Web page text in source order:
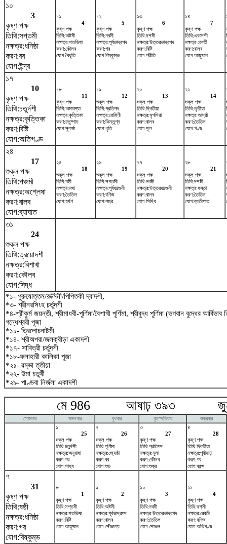
১০
3
কৃষ্ণ পক্ষ
তিথি:সপ্তমী
নক্ষত্র:ধনিষ্ঠা
করণ:বব
যোগ:ইন্দ্র
১১
4
কৃষ্ণ পক্ষ
তিথি:অষ্টমী
নক্ষত্র:শতভিষ‌া
করণ:কৌলব
যোগ:বৈধৃতি
১২
5
কৃষ্ণ পক্ষ
তিথি:নবমী
নক্ষত্র:পূর্বভাদ্রপদ
করণ:গর
যোগ:বিষ্কুম্ভ
১৩
6
কৃষ্ণ পক্ষ
তিথি:দশমী
নক্ষত্র:উত্তরভাদ্রপদ
করণ:বিষ্টি
যোগ:প্রীতি
১৪
7
কৃষ্ণ পক্ষ
তিথি:একাদশী
নক্ষত্র:রেবতী
করণ:বালব
যোগ:আয়ুষ্মান
১৭
10
কৃষ্ণ পক্ষ
তিথি:চতুর্দশী
নক্ষত্র:কৃত্তিকা
করণ:বিষ্টি
যোগ:অতিগণ্ড
১৮
11
কৃষ্ণ পক্ষ
তিথি:অমাবশ্যা
নক্ষত্র:কৃত্তিকা
করণ:চতুষ্পাদ
যোগ:সুকর্মা
১৯
12
শুক্ল পক্ষ
তিথি:প্রতিপদ
নক্ষত্র:রোহিণী
করণ:কিন্তুগ্ন
যোগ:ধৃতি
২০
13
শুক্ল পক্ষ
তিথি:দ্বিতীয়া
নক্ষত্র:মৃগশিরা
করণ:বালব
যোগ:শূল
২১
14
শুক্ল পক্ষ
তিথি:তৃতীয়া
নক্ষত্র:আর্দ্রা
করণ:তৈতিল
যোগ:গণ্ড
২৪
17
শুক্ল পক্ষ
তিথি:পঞ্চমী
নক্ষত্র:অশ্লেষা
করণ:বালব
যোগ:ব্যাঘাত
২৫
18
শুক্ল পক্ষ
তিথি:ষষ্ঠী
নক্ষত্র:মঘা
করণ:তৈতিল
যোগ:হর্ষণ
২৬
19
শুক্ল পক্ষ
তিথি:সপ্তমী
নক্ষত্র:পূর্বফাল্গুনী
করণ:বণিজ
যোগ:বজ্র
২৭
20
শুক্ল পক্ষ
তিথি:নবমী
নক্ষত্র:উত্তরফাল্গুনী
করণ:বালব
যোগ:সিদ্ধি
২৮
21
শুক্ল পক্ষ
তিথি:দশমী
নক্ষত্র:হস্তা
করণ:তৈতিল
যোগ:ব্যতীপাত
৩১
24
শুক্ল পক্ষ
তিথি:ত্রয়োদশী
নক্ষত্র:বিশাখা
করণ:কৌলব
যোগ:সিদ্ধ
*১- পুরুষোত্তম/রুক্মিনী/পিপিতকী দ্বাদশী,
*৩- শ্রীনরসিংহ চর্তুদশী
*৪-শ্রীকুর্ম জয়ন্তী, শ্রীমাধবী-পূর্ণিমা/বৈশাখী পূর্ণিমা, শ্রীবুদ্ধ পূর্ণিমা (ভগবান বুদ্ধের
গন্ধেশ্বরী পূজা
*১১- ত্রিলোচনাষ্টমী
*১৪- শ্রীঅপরা/জলক্রীড়া একাদশী
*১৭- সাবিত্রী চর্তুদশী
*১৮-ফলাহারী কালিকা পূজা
*২১- রম্ভা তৃতীয়া
*২২- উমা চতুর্থী
*২৯- পাণ্ডবা নির্জলা একাদশী
মে 986 আষাঢ় ৩৯৩ জুন
সোমবার মঙ্গলবার বুধবার বৃহস্পতিবার
শুক্রবার
১
25
শুক্ল পক্ষ
তিথি:চতুর্দশী
নক্ষত্র:অনুরাধা
করণ:গর
যোগ:সাধ্য
২
26
শুক্ল পক্ষ
তিথি:পূর্ণিমা
নক্ষত্র:জ্যেষ্ঠা
করণ:বব
যোগ:শুভ
৩
27
কৃষ্ণ পক্ষ
তিথি:প্রতিপদ
নক্ষত্র:মূলা
করণ:কৌলব
যোগ:শুক্র
৪
28
কৃষ্ণ পক্ষ
তিথি:দ্বিতীয়া
নক্ষত্র:পূর্বাষাঢ়া
করণ:গর
যোগ:ব্রহ্ম
৭
31
কৃষ্ণ পক্ষ
তিথি:ষষ্ঠী
নক্ষত্র:ধনিষ্ঠা
করণ:গর
যোগ:বিষ্কুম্ভ
৮
1
কৃষ্ণ পক্ষ
তিথি:সপ্তমী
নক্ষত্র:শতভিষ‌া
করণ:বিষ্টি
যোগ:আয়ুষ্মান
৯
2
কৃষ্ণ পক্ষ
তিথি:অষ্টমী
নক্ষত্র:পূর্বভাদ্রপদ
করণ:বালব
যোগ:সৌভাগ্য
১০
3
কৃষ্ণ পক্ষ
তিথি:নবমী
নক্ষত্র:উত্তরভাদ্রপদ
করণ:তৈতিল
যোগ:শোভন
১১
4
কৃষ্ণ পক্ষ
তিথি:দশমী
নক্ষত্র:রেবতী
করণ:বণিজ
যোগ:অতিগণ্ড